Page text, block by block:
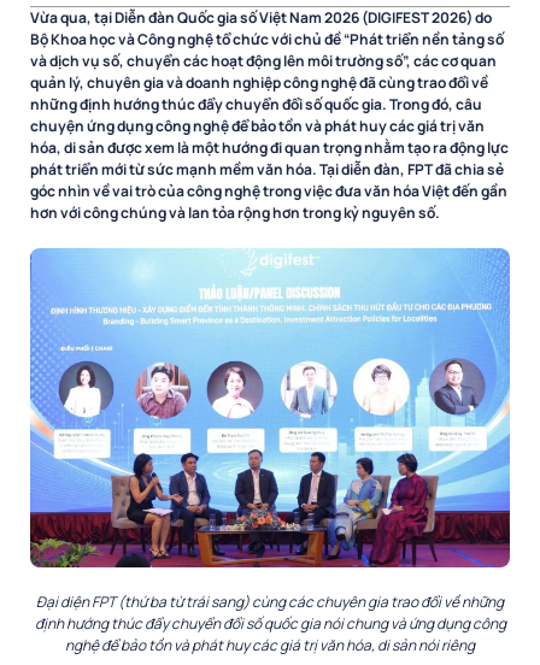
Vừa qua, tại Diễn đàn Quốc gia số Việt Nam 2026 (DIGIFEST 2026) do
Bộ Khoa học và Công nghệ tổ chức với chủ đề “Phát triển nền tảng số
và dịch vụ số, chuyển các hoạt động lên môi trường số”, các cơ quan
quản lý, chuyên gia và doanh nghiệp công nghệ đã cùng trao đổi về
những định hướng thúc đẩy chuyển đổi số quốc gia. Trong đó, câu
chuyện ứng dụng công nghệ để bảo tồn và phát huy các giá trị văn
hóa, di sản được xem là một hướng đi quan trọng nhằm tạo ra động lực
phát triển mới từ sức mạnh mềm văn hóa. Tại diễn đàn, FPT đã chia sẻ
góc nhìn về vai trò của công nghệ trong việc đưa văn hóa Việt đến gần
hơn với công chúng và lan tỏa rộng hơn trong kỷ nguyên số.
Đại diện FPT (thứ ba từ trái sang) cùng các chuyên gia trao đổi về những
định hướng thúc đẩy chuyển đổi số quốc gia nói chung và ứng dụng công
nghệ để bảo tồn và phát huy các giá trị văn hóa, di sản nói riêng